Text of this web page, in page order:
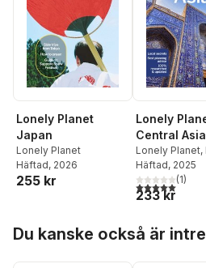
Lonely Planet
Japan
Lonely Planet
Häftad, 2026
255 kr
Lonely
Central Asia
Lonely Planet,
Mayhew,Mark
Anna Kaminski
Stephen Lioy
Häftad, 2025
5,0utav 5(1)
233 kr
Du kanske också är